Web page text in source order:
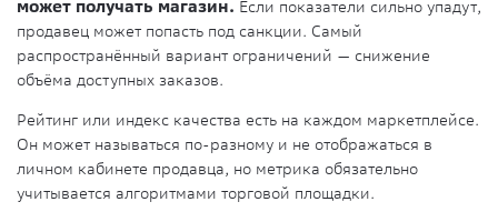
может получать магазин. Если показатели сильно упадут,
продавец может попасть под санкции. Самый
распространённый вариант ограничений — снижение
объёма доступных заказов.
Рейтинг или индекс качества есть на каждом маркетплейсе.
Он может называться по-разному и не отображаться в
личном кабинете продавца, но метрика обязательно
учитывается алгоритмами торговой площадки.